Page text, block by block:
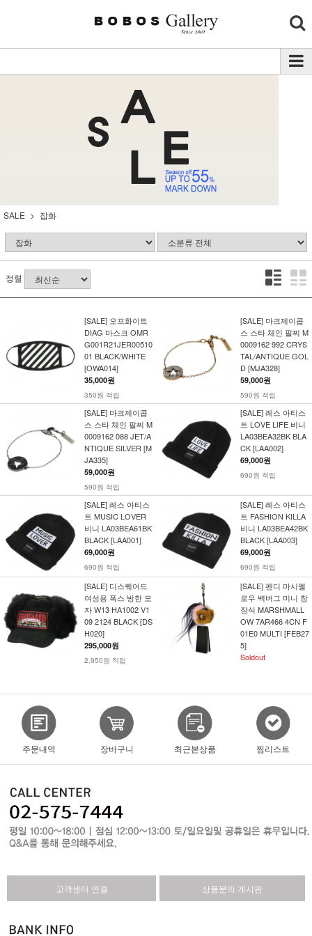
SALE 잡화
정렬
[SALE] 오프화이트
DIAG 마스크 OMR
G001R21JER00510
01 BLACK/WHITE
[OWA014]
35,000원
350원 적립
[SALE] 마크제이콥
스 스타 체인 팔찌 M
0009162 992 CRYS
TAL/ANTIQUE GOL
D [MJA328]
59,000원
590원 적립
[SALE] 마크제이콥
스 스타 체인 팔찌 M
0009162 088 JET/A
NTIQUE SILVER [M
JA335]
59,000원
590원 적립
[SALE] 레스 아티스
트 LOVE LIFE 비니
LA03BEA32BK BLA
CK [LAA002]
69,000원
690원 적립
[SALE] 레스 아티스
트 MUSIC LOVER
비니 LA03BEA61BK
BLACK [LAA001]
69,000원
690원 적립
[SALE] 레스 아티스
트 FASHION KILLA
비니 LA03BEA42BK
BLACK [LAA003]
69,000원
690원 적립
[SALE] 디스퀘어드
여성용 폭스 방한 모
자 W13 HA1002 V1
09 2124 BLACK [DS
H020]
295,000원
2,950원 적립
[SALE] 펜디 마시멜
로우 백버그 미니 참
장식 MARSHMALL
OW 7AR466 4CN F
01E0 MULTI [FEB27
5]
Soldout
주문내역 장바구니 최근본상품 찜리스트
고객센터 연결 상품문의 게시판